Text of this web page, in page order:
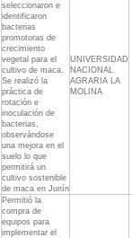
seleccionaron e
identificaron
bacterias
promotoras de
crecimiento
vegetal para el
cultivo de maca.
Se realizó la
práctica de
rotación e
inoculación de
bacterias,
observándose
una mejora en el
suelo lo que
permitirá un
cultivo sostenible
de maca en Junín
UNIVERSIDAD
NACIONAL
AGRARIA LA
MOLINA
Permitió la
compra de
equipos para
implementar el